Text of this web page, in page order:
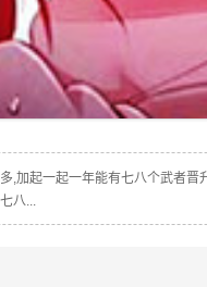
,加起一起一年能有七八个武者
八...